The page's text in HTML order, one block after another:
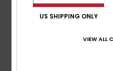
US SHIPPING ONLY
VIEW ALL